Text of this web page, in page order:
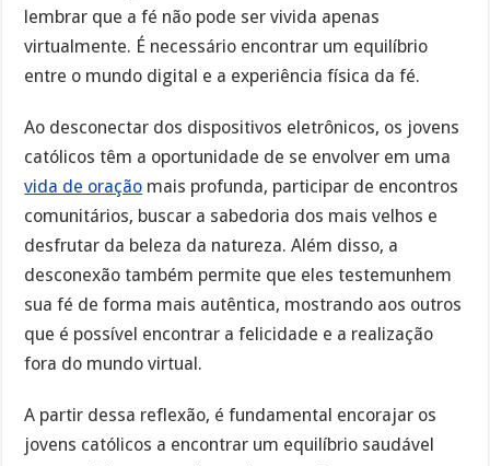
lembrar que a fé não pode ser vivida apenas
virtualmente. É necessário encontrar um equilíbrio
entre o mundo digital e a experiência física da fé.
Ao desconectar dos dispositivos eletrônicos, os jovens
católicos têm a oportunidade de se envolver em uma
vida de oração mais profunda, participar de encontros
comunitários, buscar a sabedoria dos mais velhos e
desfrutar da beleza da natureza. Além disso, a
desconexão também permite que eles testemunhem
sua fé de forma mais autêntica, mostrando aos outros
que é possível encontrar a felicidade e a realização
fora do mundo virtual.
A partir dessa reflexão, é fundamental encorajar os
jovens católicos a encontrar um equilíbrio saudável